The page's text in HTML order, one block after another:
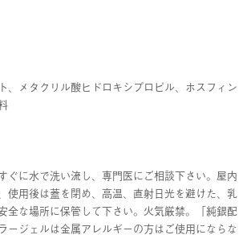
、メタクリル酸ヒドロキシプロピル、ホスフィン
ぐに水で洗い流し、専門医にご相談下さい。屋内
使用後は蓋を閉め、高温、直射日光を避けた、乳
全な場所に保管して下さい。火気厳禁。「純銀配
ージェルは金属アレルギーの方はご使用にならな